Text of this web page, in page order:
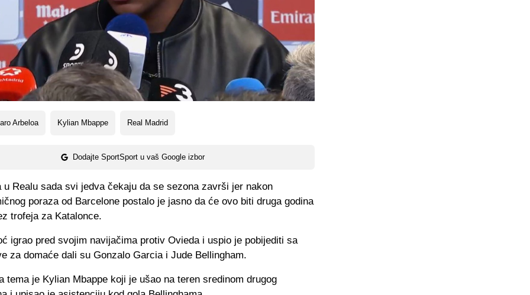
Arbeloa Kylian Mbappe Real Madrid
Dodajte SportSport u vaš Google izbor
u Realu sada svi jedva čekaju da se sezona završi jer nakon
poraza od Barcelone postalo je jasno da će ovo biti druga godina
trofeja za Katalonce.
igrao pred svojim navijačima protiv Ovieda i uspio je pobijediti sa
za domaće dali su Gonzalo Garcia i Jude Bellingham.
tema je Kylian Mbappe koji je ušao na teren sredinom drugog